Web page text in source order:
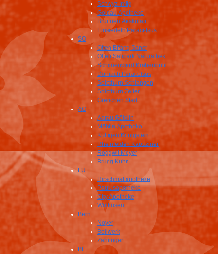
Schwyz Imlig
Goldau Apotheke
Brunnen Aeskulap
Einsiedeln Paracelsus
SO
Olten Bifang Saner
Olten Sälipark Naturathek
Schönenwerd Krähenbühl
Dornach Paracelsus
Solothurn Schlangen
Solothurn Zeller
Grenchen Stadt
AG
Aarau Göldlin
Möhlin Apotheke
Küttigen Königstein
Rheinfelden Kapuziner
Roggwil Meyer
Brugg Kuhn
LU
Hirschmattapotheke
Paulusapotheke
City Apotheke
Wolhusen
Bern
Noyer
Bollwerk
Zähringer
BE